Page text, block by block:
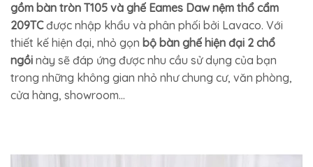
gồm bàn tròn T105 và ghế Eames Daw nệm thổ cẩm
209TCđược nhập khẩu và phân phối bởi Lavaco. Với
thiết kế hiện đại, nhỏ gọn bộ bàn ghế hiện đại 2 chổ
ngồi này sẽ đáp ứng được nhu cầu sử dụng của bạn
trong những không gian nhỏ như chung cư, văn phòng,
cửa hàng, showroom…